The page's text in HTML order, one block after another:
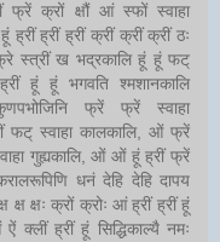
क्रों क्षौं आं स्फों स्वाहा
ह्रीं ह्रीं ह्रीं क्रीं क्रीं क्रीं ठः
फ्रे स्त्रीं ख भद्रकालि हूं हूं फट्
हूं हूं भगवति श्मशानकालि
फ्रें फ्रें स्वाहा
फट् स्वाहा कालकालि, ओं फ्रें
गुह्यकालि, ओं ओं हूं ह्रीं फ्रें
धनं देहि देहि दापय
क्ष क्ष क्षः क्रों क्रोः आं ह्रीं ह्रीं हूं
ह्रीं हूं सिद्धिकाल्यै नमः